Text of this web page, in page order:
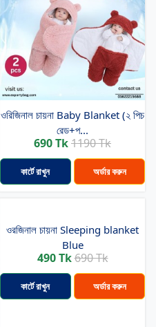
ওরিজিনাল চায়না Baby Blanket (২ পিচ
রেড+প...
690 Tk1190 Tk
কার্টে রাখুন অর্ডার করুন
ওরজিনাল চায়না Sleeping blanket
Blue
490 Tk690 Tk
কার্টে রাখুন অর্ডার করুন